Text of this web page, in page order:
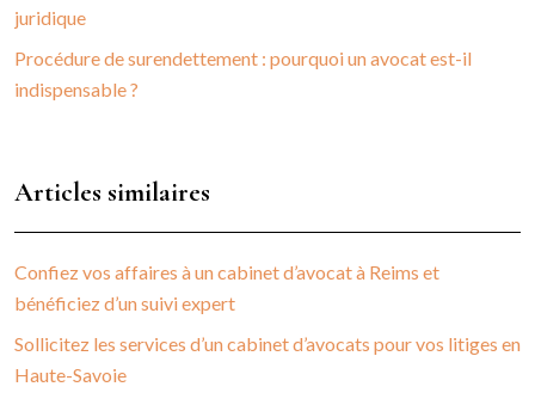
juridique
Procédure de surendettement : pourquoi un avocat est-il
indispensable ?
Articles similaires
Confiez vos affaires à un cabinet d’avocat à Reims et
bénéficiez d’un suivi expert
Sollicitez les services d’un cabinet d’avocats pour vos litiges en
Haute-Savoie